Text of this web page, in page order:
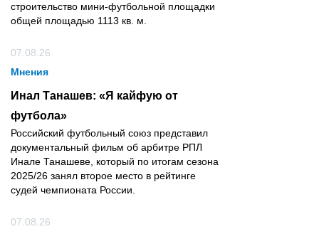
строительство мини-футбольной площадки
общей площадью 1113 кв. м.
07.08.26
Мнения
Инал Танашев: «Я кайфую от
футбола»
Российский футбольный союз представил
документальный фильм об арбитре РПЛ
Инале Танашеве, который по итогам сезона
2025/26 занял второе место в рейтинге
судей чемпионата России.
07.08.26